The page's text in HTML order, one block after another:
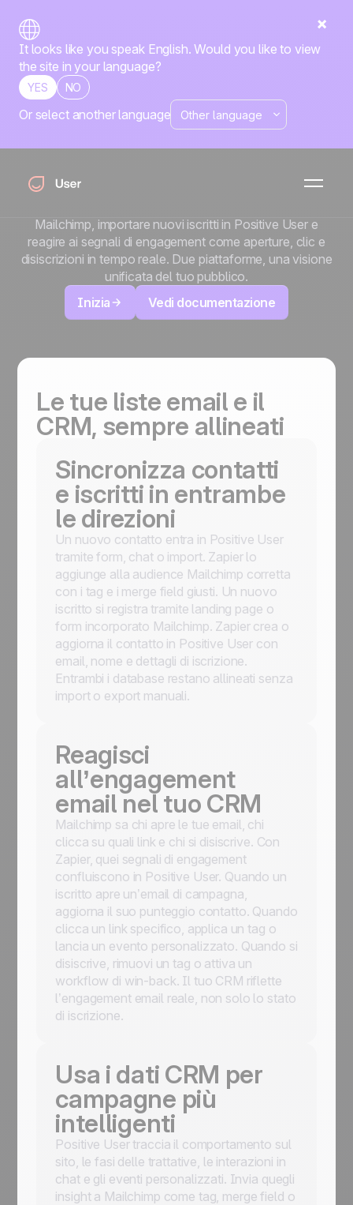
It looks like you speak English. Would you like to view
the site in your language?
YES NO
Or select another language
x
Mailchimp
sincronizzazione. Collega Mailchimp e Positive User
Mailchimp, importare nuovi iscritti in Positive User e
reagire ai segnali di engagement come aperture, clic e
disiscrizioni in tempo reale. Due piattaforme, una visione
unificata del tuo pubblico.
Inizia
Vedi documentazione
Le tue liste email e il
CRM, sempre allineati
Sincronizza contatti
e iscritti in entrambe
le direzioni
Un nuovo contatto entra in Positive User
tramite form, chat o import. Zapier lo
aggiunge alla audience Mailchimp corretta
con i tag e i merge field giusti. Un nuovo
iscritto si registra tramite landing page o
form incorporato Mailchimp. Zapier crea o
aggiorna il contatto in Positive User con
email, nome e dettagli di iscrizione.
Entrambi i database restano allineati senza
import o export manuali.
Reagisci
all’engagement
email nel tuo CRM
Mailchimp sa chi apre le tue email, chi
clicca su quali link e chi si disiscrive. Con
Zapier, quei segnali di engagement
confluiscono in Positive User. Quando un
iscritto apre un’email di campagna,
aggiorna il suo punteggio contatto. Quando
clicca un link specifico, applica un tag o
lancia un evento personalizzato. Quando si
disiscrive, rimuovi un tag o attiva un
workflow di win-back. Il tuo CRM riflette
l’engagement email reale, non solo lo stato
di iscrizione.
Usa i dati CRM per
campagne più
intelligenti
Positive User traccia il comportamento sul
sito, le fasi delle trattative, le interazioni in
chat e gli eventi personalizzati. Invia quegli
insight a Mailchimp come tag, merge field o